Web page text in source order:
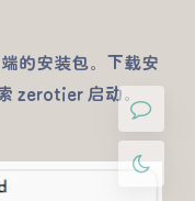
落 暗化 灰度
的安装包。下载安
zerotier 启动。